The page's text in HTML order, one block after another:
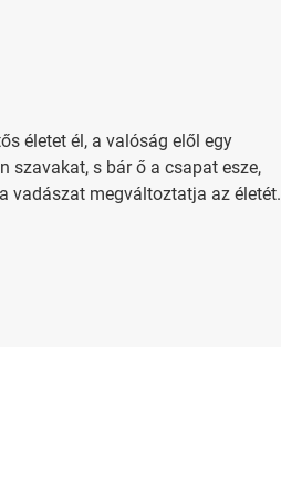
életet él, a valóság elől egy
szavakat, s bár ő a csapat esze,
vadászat megváltoztatja az életét.